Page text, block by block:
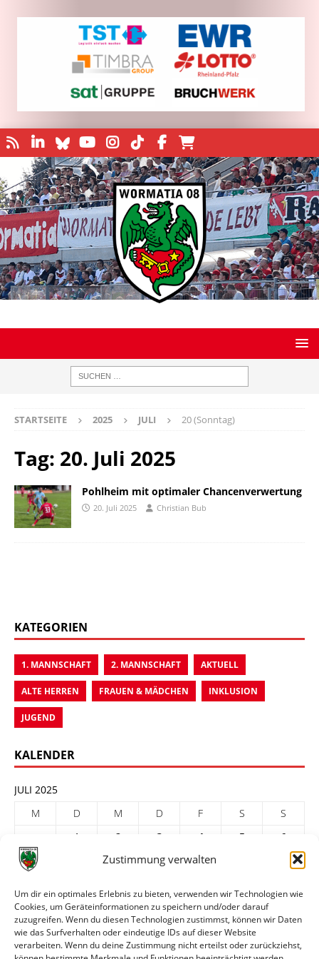
Zustimmung verwalten
Um dir ein optimales Erlebnis zu bieten, verwenden wir Technologien wie
Cookies, um Geräteinformationen zu speichern und/oder darauf
zuzugreifen. Wenn du diesen Technologien zustimmst, können wir Daten
wie das Surfverhalten oder eindeutige IDs auf dieser Website
verarbeiten. Wenn du deine Zustimmung nicht erteilst oder zurückziehst,
STARTSEITE 2025 JULI 20 (Sonntag)
Tag: 20. Juli 2025
Pohlheim mit optimaler Chancenverwertung
20. Juli 2025 Christian Bub
KATEGORIEN
1. MANNSCHAFT 2. MANNSCHAFT AKTUELL
ALTE HERREN FRAUEN & MÄDCHEN INKLUSION
JUGEND
KALENDER
JULI 2025
M
D M D F S
S
1
2 3 4 5
6
7
9 10 11
21
22 23 24 25 26
28
29 30
31
« Juni
Aug. »